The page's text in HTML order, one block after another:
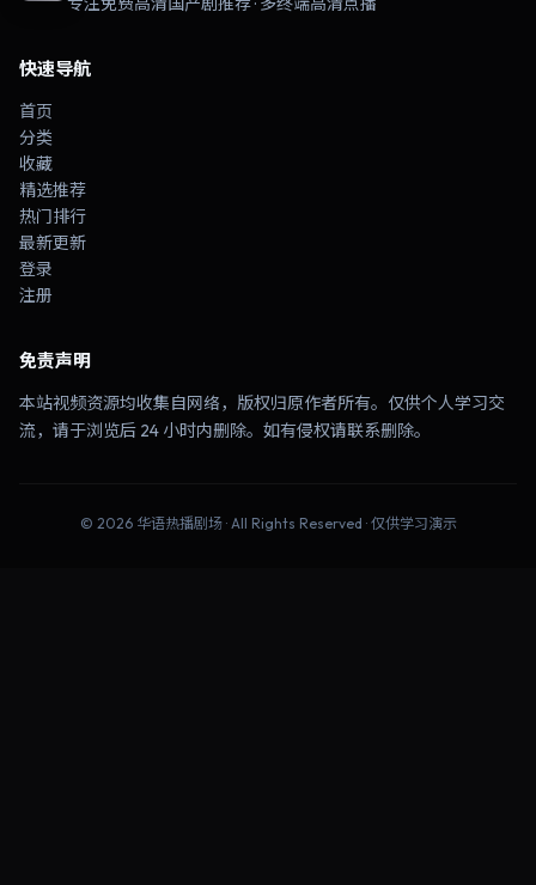
快速导航
首页
分类
收藏
精选推荐
热门排行
最新更新
登录
注册
免责声明
本站视频资源均收集自网络，版权归原作者所有。仅供个人学习交
流，请于浏览后 24 小时内删除。如有侵权请联系删除。
© 2026 华语热播剧场· All Rights Reserved · 仅供学习演示